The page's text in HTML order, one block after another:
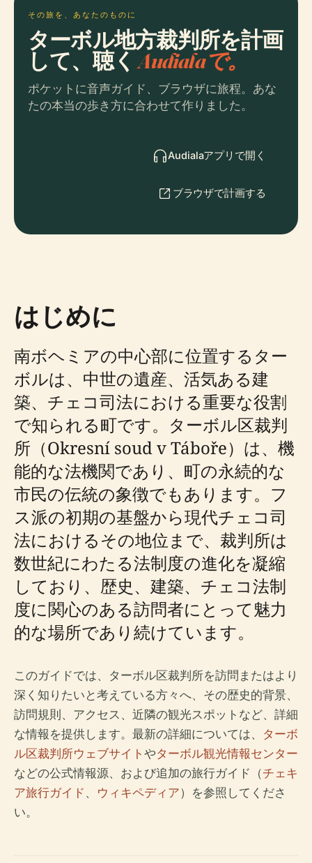
その旅を、あなたのものに
ターボル地方裁判所を計画
して、聴くAudialaで。
ポケットに音声ガイド、ブラウザに旅程。あな
たの本当の歩き方に合わせて作りました。
Audialaアプリで開く
ブラウザで計画する
はじめに
南ボヘミアの中心部に位置するター
ボルは、中世の遺産、活気ある建
築、チェコ司法における重要な役割
で知られる町です。ターボル区裁判
所（Okresní soud v Táboře）は、機
能的な法機関であり、町の永続的な
市民の伝統の象徴でもあります。フ
ス派の初期の基盤から現代チェコ司
法におけるその地位まで、裁判所は
数世紀にわたる法制度の進化を凝縮
しており、歴史、建築、チェコ法制
度に関心のある訪問者にとって魅力
的な場所であり続けています。
このガイドでは、ターボル区裁判所を訪問またはより
深く知りたいと考えている方々へ、その歴史的背景、
訪問規則、アクセス、近隣の観光スポットなど、詳細
な情報を提供します。最新の詳細については、 ターボ
ル区裁判所ウェブサイト やターボル観光情報センター
などの公式情報源、および追加の旅行ガイド（チェキ
ア旅行ガイド 、 ウィキペディア）を参照してくださ
い。